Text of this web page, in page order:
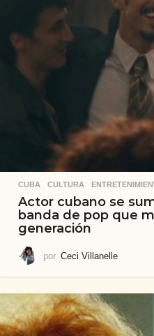
CUBA ,CULTURA ,
Actor cubano se
banda de pop que
generación
por Ceci Villanelle